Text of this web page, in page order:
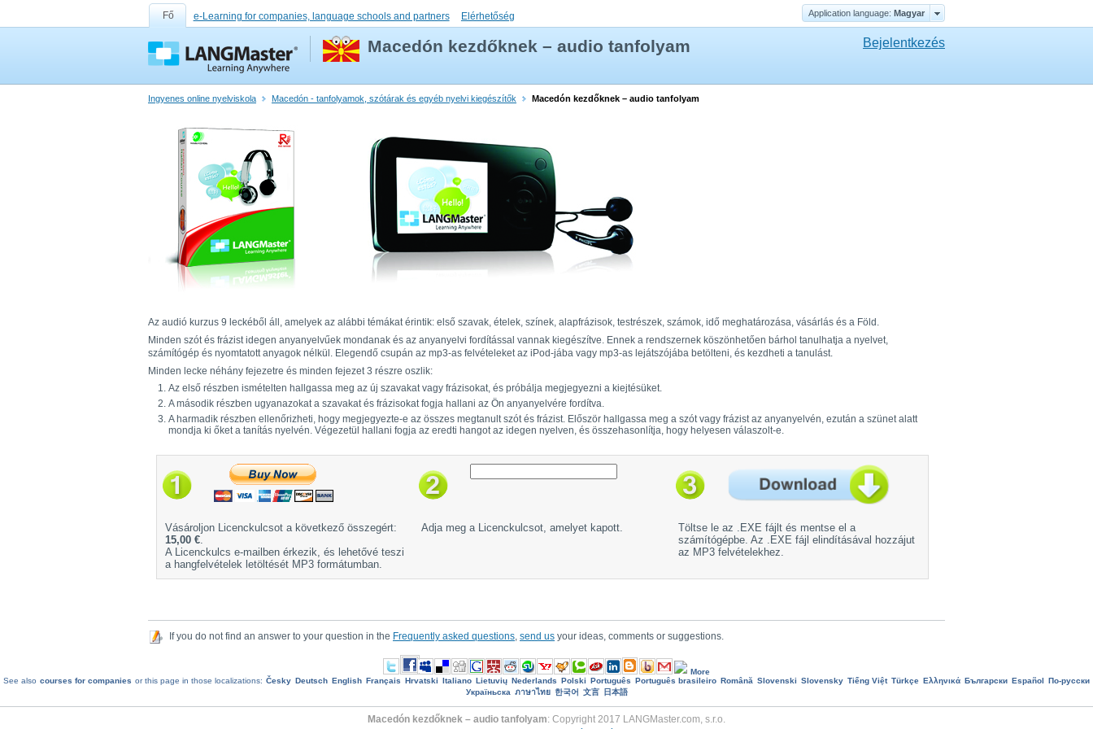
Fő e-Learning for companies, language schools and partners Elérhetőség Application language: Magyar
Macedón kezdőknek – audio tanfolyam Bejelentkezés
Ingyenes online nyelviskola Macedón - tanfolyamok, szótárak és egyéb nyelvi kiegészítők Macedón kezdőknek – audio tanfolyam
Az audió kurzus 9 leckéből áll, amelyek az alábbi témákat érintik: első szavak, ételek, színek, alapfrázisok, testrészek, számok, idő meghatározása, vásárlás és a Föld.
Minden szót és frázist idegen anyanyelvűek mondanak és az anyanyelvi fordítással vannak kiegészítve. Ennek a rendszernek köszönhetően bárhol tanulhatja a nyelvet,
számítógép és nyomtatott anyagok nélkül. Elegendő csupán az mp3-as felvételeket az iPod-jába vagy mp3-as lejátszójába betölteni, és kezdheti a tanulást.
Minden lecke néhány fejezetre és minden fejezet 3 részre oszlik:
Az első részben ismételten hallgassa meg az új szavakat vagy frázisokat, és próbálja megjegyezni a kiejtésüket.
A második részben ugyanazokat a szavakat és frázisokat fogja hallani az Ön anyanyelvére fordítva.
A harmadik részben ellenőrizheti, hogy megjegyezte-e az összes megtanult szót és frázist. Először hallgassa meg a szót vagy frázist az anyanyelvén, ezután a szünet alatt
mondja ki őket a tanítás nyelvén. Végezetül hallani fogja az eredti hangot az idegen nyelven, és összehasonlítja, hogy helyesen válaszolt-e.
Vásároljon Licenckulcsot a következő összegért:
15,00 €.
A Licenckulcs e-mailben érkezik, és lehetővé teszi
a hangfelvételek letöltését MP3 formátumban.
Adja meg a Licenckulcsot, amelyet kapott.
Töltse le az .EXE fájlt és mentse el a
számítógépbe. Az .EXE fájl elindításával hozzájut
az MP3 felvételekhez.
If you do not find an answer to your question in the Frequently asked questions send us your ideas, comments or suggestions.
More
See also courses for companies or this page in those localizations: Česky Deutsch English Français Hrvatski Italiano Lietuvių Nederlands Polski Português Português brasileiro Română Slovenski Slovensky Tiếng Việt Türkçe Ελληνικά Български Еspañol
По-русски
Україньска ภาษาไทย 한국어 文言 日本語
Macedón kezdőknek – audio tanfolyam: Copyright 2017 LANGMaster.com, s.r.o.